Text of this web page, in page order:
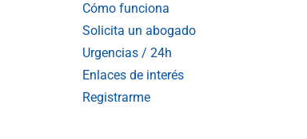
Cómo funciona
Solicita un abogado
Urgencias / 24h
Enlaces de interés
Registrarme